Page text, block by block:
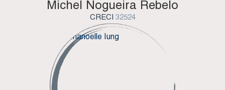
Michel Nogueira Rebelo
CRECI 32524